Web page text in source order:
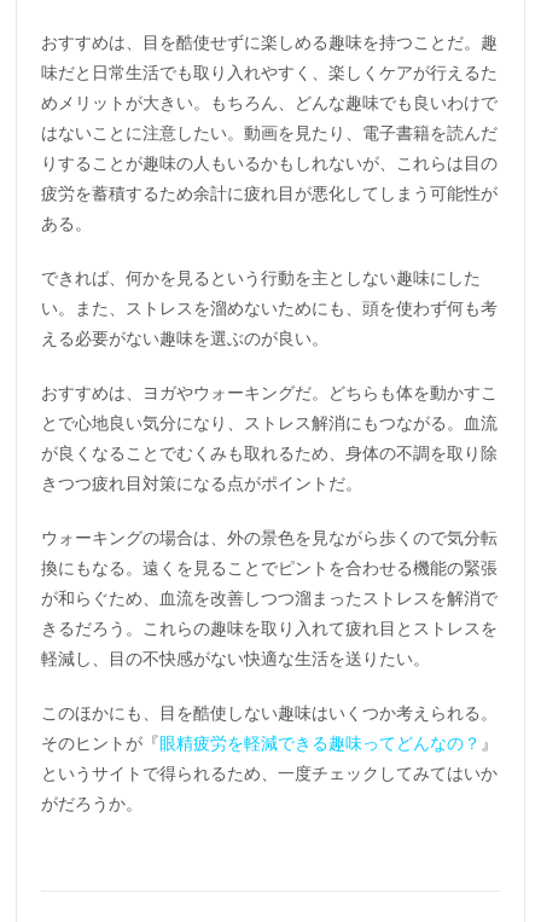
おすすめは、目を酷使せずに楽しめる趣味を持つことだ。趣
味だと日常生活でも取り入れやすく、楽しくケアが行えるた
めメリットが大きい。もちろん、どんな趣味でも良いわけで
はないことに注意したい。動画を見たり、電子書籍を読んだ
りすることが趣味の人もいるかもしれないが、これらは目の
疲労を蓄積するため余計に疲れ目が悪化してしまう可能性が
ある。
できれば、何かを見るという行動を主としない趣味にした
い。また、ストレスを溜めないためにも、頭を使わず何も考
える必要がない趣味を選ぶのが良い。
おすすめは、ヨガやウォーキングだ。どちらも体を動かすこ
とで心地良い気分になり、ストレス解消にもつながる。血流
が良くなることでむくみも取れるため、身体の不調を取り除
きつつ疲れ目対策になる点がポイントだ。
ウォーキングの場合は、外の景色を見ながら歩くので気分転
換にもなる。遠くを見ることでピントを合わせる機能の緊張
が和らぐため、血流を改善しつつ溜まったストレスを解消で
きるだろう。これらの趣味を取り入れて疲れ目とストレスを
軽減し、目の不快感がない快適な生活を送りたい。
このほかにも、目を酷使しない趣味はいくつか考えられる。
そのヒントが『眼精疲労を軽減できる趣味ってどんなの？ 』
というサイトで得られるため、一度チェックしてみてはいか
がだろうか。